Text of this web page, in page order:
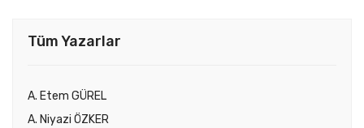
Tüm Yazarlar
A. Etem GÜREL
A. Niyazi ÖZKER